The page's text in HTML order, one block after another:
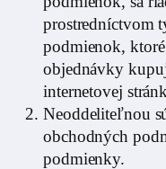
prostredníctvom
podmienok,
objednávky
internetovej
Neoddeliteľnou
obchodných
podmienky.